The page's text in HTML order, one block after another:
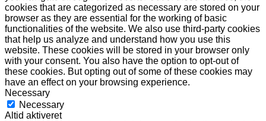
cookies that are categorized as necessary are stored on your
browser as they are essential for the working of basic
functionalities of the website. We also use third-party cookies
that help us analyze and understand how you use this
website. These cookies will be stored in your browser only
with your consent. You also have the option to opt-out of
these cookies. But opting out of some of these cookies may
have an effect on your browsing experience.
Necessary
Necessary
Altid aktiveret